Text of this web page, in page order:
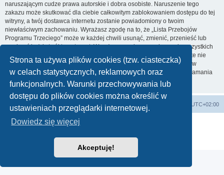
Strona ta używa plików cookies (tzw. ciasteczka)
w celach statystycznych, reklamowych oraz
funkcjonalnych. Warunki przechowywania lub
dostępu do plików cookies można określić w
ustawieniach przeglądarki internetowej.
Dowiedz się więcej
Akceptuję!
naruszającym cudze prawa autorskie i dobra osobiste. Naruszenie tego
zakazu może skutkować dla ciebie całkowitym zablokowaniem dostępu do tej
witryny, a twój dostawca internetu zostanie powiadomiony o twoim
niewłaściwym zachowaniu. Wyrażasz zgodę na to, że „Lista Przebojów
Programu Trzeciego” może w każdej chwili usunąć, zmienić, przenieść lub
zamknąć każdy twój temat, post. Wyrażasz zgodę na zapisywanie wszystkich
podanych przez ciebie informacji w naszej bazie danych. Informacje te nie
będą przekazywane nikomu bez twojej zgody, ale ani „Lista Przebojów
Programu Trzeciego”, ani phpBB nie ponosi odpowiedzialności za włamania
do witryny, podczas których może dojść do kradzieży danych.
Lista Przebojów Programu Trzeciego UTC+02:00
Technologię dostarcza
Zasady ochrony danych osobowych